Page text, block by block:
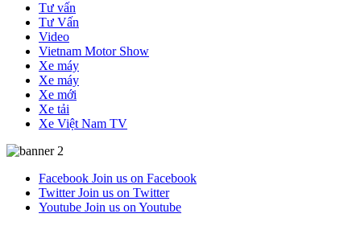
Tư vấn
Tư Vấn
Video
Vietnam Motor Show
Xe máy
Xe máy
Xe mới
Xe tải
Xe Việt Nam TV
Facebook Join us on Facebook
Twitter Join us on Twitter
Youtube Join us on Youtube